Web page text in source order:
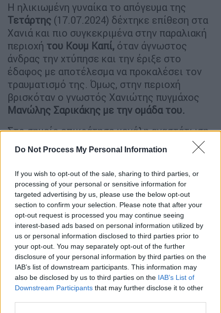
Do Not Process My Personal Information
If you wish to opt-out of the sale, sharing to third parties, or
processing of your personal or sensitive information for
targeted advertising by us, please use the below opt-out
section to confirm your selection. Please note that after your
opt-out request is processed you may continue seeing
interest-based ads based on personal information utilized by
us or personal information disclosed to third parties prior to
your opt-out. You may separately opt-out of the further
disclosure of your personal information by third parties on the
IAB’s list of downstream participants. This information may
also be disclosed by us to third parties on the IAB’s List of
Downstream Participants that may further disclose it to other
Η ηλικιωμένη γυναίκα το απόγευμα της
Τετάρτης (17.07.2024) δέχτηκε επίθεση στα
Χανιά και πιο συγκεκριμένα στην παραλιακή
περιοχή του Κουμ Καπί, όταν άγνωστος
άνδρας την χτύπησε και την έριξε στο
έδαφος με αποτέλεσμα να προκαλέσει τον
τραυματισμό της. Όμως, στην περιοχή
βρισκόταν ο γνωστός Χανιώτης πυγμάχος
Μανώλης Σαρικάκης με την ομάδα του.
Στο σημείο επικράτησε μεγάλη αναστάτωση
και η ηλικιωμένη με την βοήθεια των
περαστικών σηκώθηκε και έφυγε από τον
παραλιακό δρόμο. Ο γνωστός πυγμάχος που
βρισκόταν κοντά,μαζί με άλλα άτομα , μόλις
άκουσαν φωνές και κραυγές βοηθείας και
αμέσως έκριναν πως πρέπει να επέμβουν
προκειμένου να βοηθήσουν.
Ο δράστης έτρεξε να κρυφτεί στηνβραχώδη
περιοχή.
«Εγώ εκείνη την ώρα, όταν άκουγα τις φωνές
είχα 23-24 άτομα που κάναμε προπόνηση και
τρέχαμε. Προσπαθήσαμε να τρέξουμε για να